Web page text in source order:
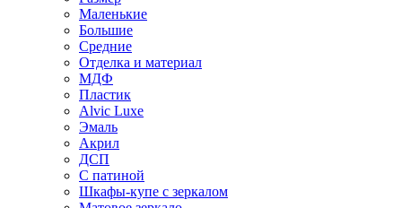
Маленькие
Большие
Средние
Отделка и материал
МДФ
Пластик
Alvic Luxe
Эмаль
Акрил
ДСП
С патиной
Шкафы-купе с зеркалом